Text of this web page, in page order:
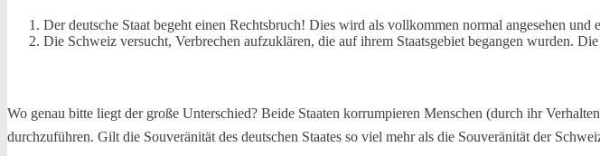
Der deutsche Staat begeht einen Rechtsbruch! Dies wird als vollkommen normal angesehen
Die Schweiz versucht, Verbrechen aufzuklären, die auf ihrem Staatsgebiet begangen wurden.
Wo genau bitte liegt der große Unterschied? Beide Staaten korrumpieren Menschen (durch ihr
durchzuführen. Gilt die Souveränität des deutschen Staates so viel mehr als die Souveränität der